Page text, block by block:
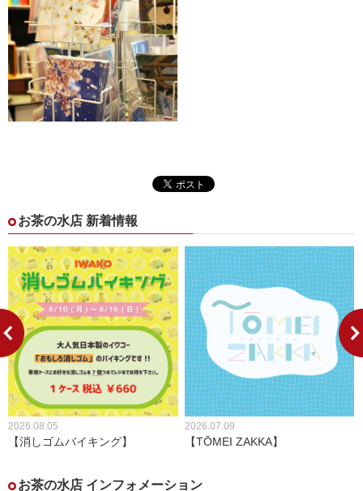
お茶の水店 新着情報
2026.08.05
【消しゴムバイキング】
2026.07.09
【TŌMEI ZAKKA】
お茶の水店 インフォメーション